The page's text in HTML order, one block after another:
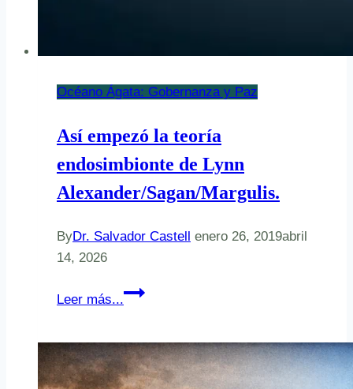
Océano Ágata: Gobernanza y Paz
Así empezó la teoría
endosimbionte de Lynn
Alexander/Sagan/Margulis.
ByDr. Salvador Castell enero 26, 2019abril
14, 2026
Leer más...
Así
teoría
endosimbionte